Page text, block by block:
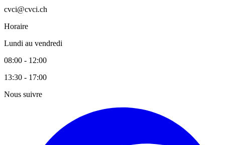
cvci@cvci.ch
Horaire
Lundi au vendredi
08:00 - 12:00
13:30 - 17:00
Nous suivre